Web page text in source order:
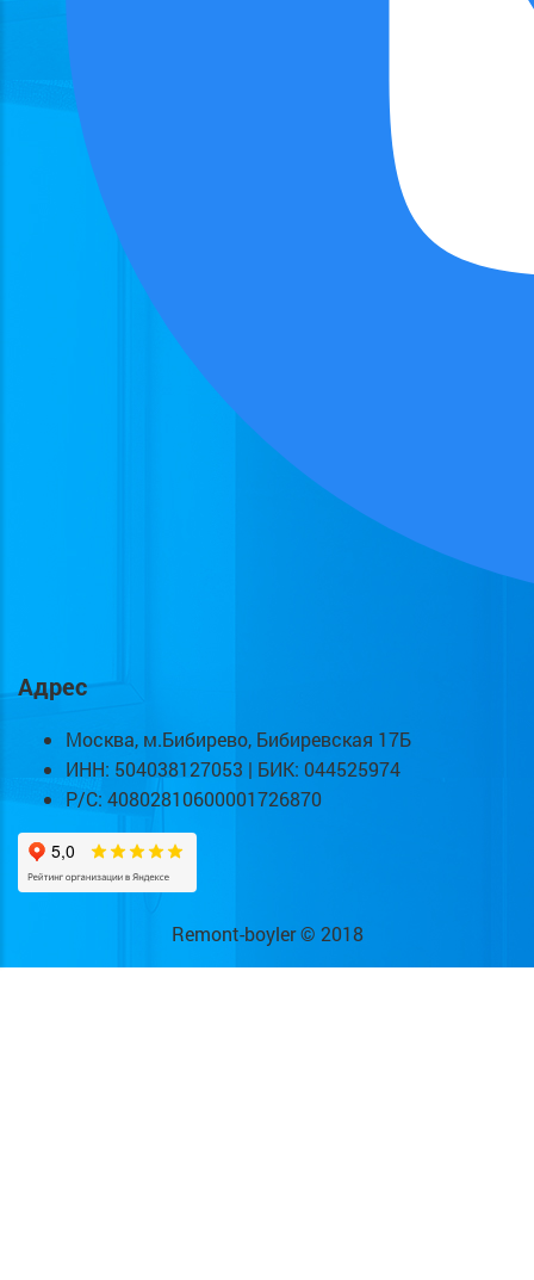
Адрес
Москва, м.Бибирево, Бибиревская 17Б
ИНН: 504038127053 | БИК: 044525974
Р/С: 40802810600001726870
Remont-boyler © 2018